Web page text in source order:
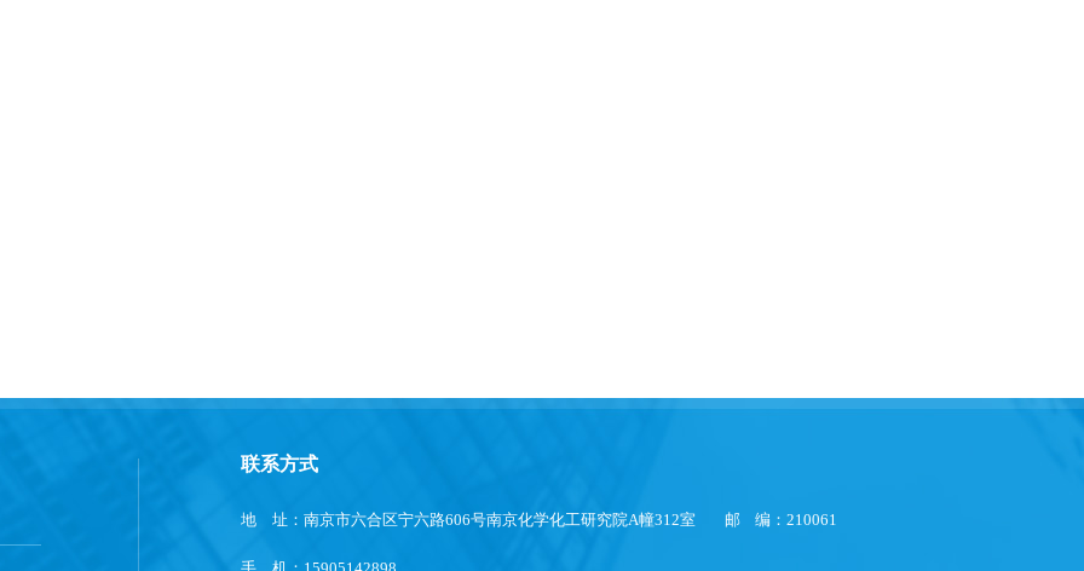
联系方式
地 址：南京市六合区宁六路606号南京化学化工研究院A幢312室 邮 编：210061